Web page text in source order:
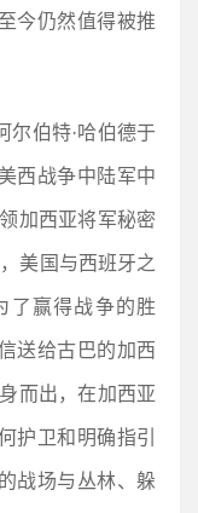
今仍然值得被推
尔伯特·哈伯德于
西战争中陆军中
加西亚将军秘密
美国与西班牙之
了赢得战争的胜
送给古巴的加西
而出，在加西亚
护卫和明确指引
战场与丛林、躲